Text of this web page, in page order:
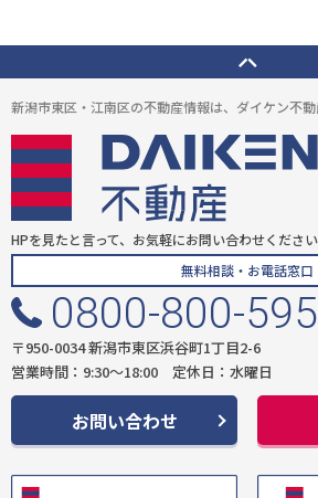
新潟市東区・江南区の不動産情報は、ダイケン不
HPを見たと言って、お気軽にお問い合わせください
無料相談・お電話窓口
0800-800-
〒950-0034 新潟市東区浜谷町1丁目2-6
営業時間：9:30〜18:00 定休日：水曜日
お問い合わせ